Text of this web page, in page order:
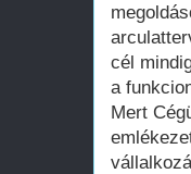
cél
a
Mert